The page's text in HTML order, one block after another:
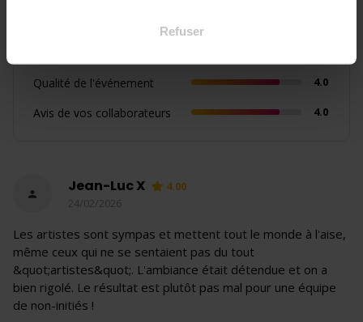
Refuser
Qualité de l'événement 4.0
Avis de vos collaborateurs 4.0
Jean-Luc X
4.00
24/02/2026
Les artistes sont sympas et mettent tout le monde à l'aise,
même ceux qui ne se sentaient pas du tout
&quot;artistes&quot;. L'ambiance était détendue et on a
bien rigolé. Le résultat est plutôt pas mal pour une équipe
de non-initiés !